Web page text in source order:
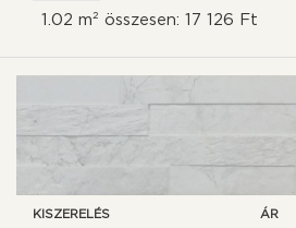
1.02 m² összesen: 17 126 Ft
KISZERELÉS ÁR